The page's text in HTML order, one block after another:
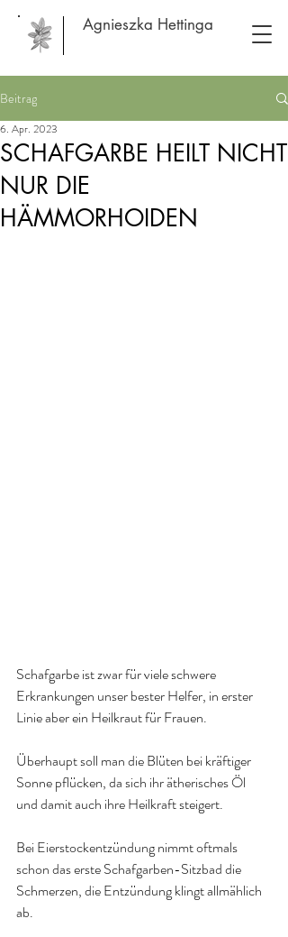
Agnieszka Hettinga
Beitrag
SCHAFGARBE HEILT NICHT
NUR DIE
HÄMMORHOIDEN
6. Apr. 2023
Schafgarbe ist zwar für viele schwere
Erkrankungen unser bester Helfer, in erster
Linie aber ein Heilkraut für Frauen.
Überhaupt soll man die Blüten bei kräftiger
Sonne pflücken, da sich ihr ätherisches Öl
und damit auch ihre Heilkraft steigert.
Bei Eierstockentzündung nimmt oftmals
schon das erste Schafgarben-Sitzbad die
Schmerzen, die Entzündung klingt allmählich
ab.